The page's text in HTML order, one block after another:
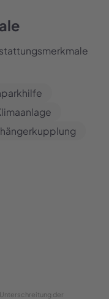
Unterschreitung der